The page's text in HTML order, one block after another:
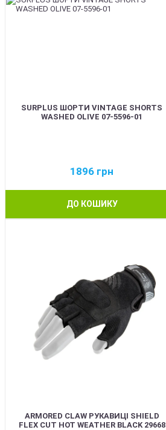
SURPLUS ШОРТИ VINTAGE SHORTS
WASHED OLIVE 07-5596-01
1896 грн
ДО КОШИКУ
ARMORED CLAW РУКАВИЦІ SHIELD
FLEX CUT HOT WEATHER BLACK 29668